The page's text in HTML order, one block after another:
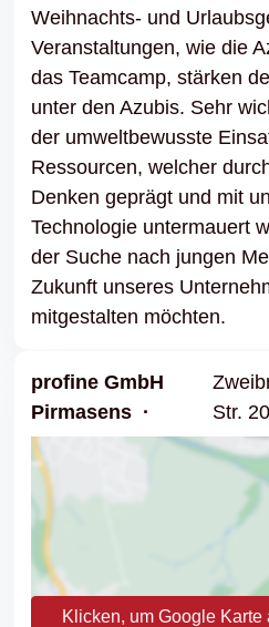
Weihnachts- und
Veranstaltungen, wie die
das Teamcamp, stärken
unter den Azubis. Sehr
der umweltbewusste
Ressourcen, welcher
Denken geprägt und mit
Technologie untermauert
der Suche nach jungen
Zukunft unseres
mitgestalten möchten.
profine GmbH
Pirmasens
Str.
Klicken, um Google